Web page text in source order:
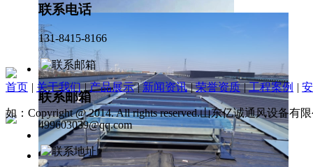
联系电话
131-8415-8166
联系邮箱
499603039@qq.com
首页 | 关于我们 | 产品展示 | 新闻资讯 | 荣誉资质 | 工程案例 |
如：Copyright @ 2014. All rights reserved.山东亿诚通风设备有